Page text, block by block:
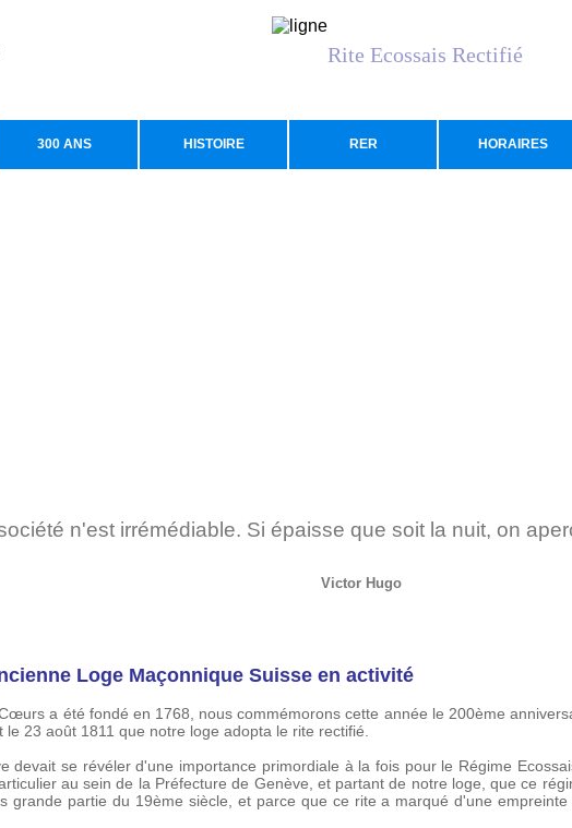
Rite Ecossais Rectifié
300 ANS HISTOIRE RER HORAIRES
n'est irrémédiable. Si épaisse que soit la nuit, on
Victor Hugo
Loge Maçonnique Suisse en activité
a été fondé en 1768, nous commémorons cette année le 200ème
le 23 août 1811 que notre loge adopta le rite rectifié.
devait se révéler d'une importance primordiale à la fois pour le Régime
au sein de la Préfecture de Genève, et partant de notre loge, que ce
grande partie du 19ème siècle, et parce que ce rite a marqué d'une